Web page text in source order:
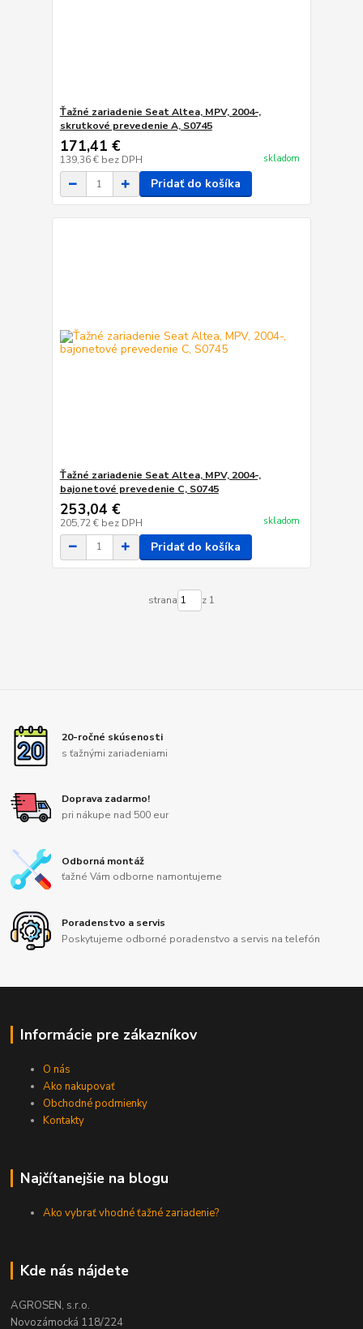
Ťažné zariadenie Seat Altea, MPV, 2004-,
skrutkové prevedenie A, S0745
171,41 €
139,36 € bez DPH skladom
Pridať do košíka
Ťažné zariadenie Seat Altea, MPV, 2004-,
bajonetové prevedenie C, S0745
253,04 €
205,72 € bez DPH skladom
Pridať do košíka
strana z 1
20-ročné skúsenosti
s ťažnými zariadeniami
Doprava zadarmo!
pri nákupe nad 500 eur
Odborná montáž
ťažné Vám odborne namontujeme
Poradenstvo a servis
Poskytujeme odborné poradenstvo a servis na telefón
Informácie pre zákazníkov
O nás
Ako nakupovať
Obchodné podmienky
Kontakty
Najčítanejšie na blogu
Ako vybrať vhodné ťažné zariadenie?
Kde nás nájdete
AGROSEN, s.r.o.
Novozámocká 118/224